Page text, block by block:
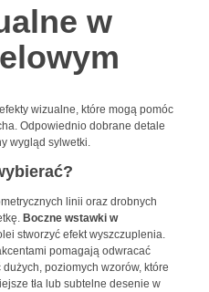
w
wizualne, które mogą pomóc
Odpowiednio dobrane detale
wygląd sylwetki.
linii oraz drobnych
Boczne wstawki w
stworzyć efekt wyszczuplenia.
pomagają odwracać
poziomych wzorów, które
tła lub subtelne desenie w